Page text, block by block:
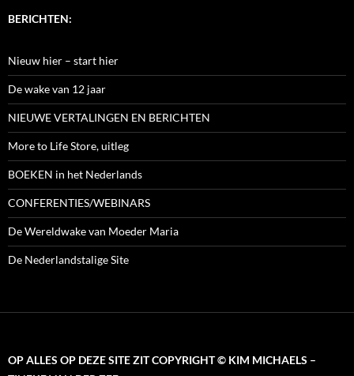
BERICHTEN:
Nieuw hier – start hier
De wake van 12 jaar
NIEUWE VERTALINGEN EN BERICHTEN
More to Life Store, uitleg
BOEKEN in het Nederlands
CONFERENTIES/WEBINARS
De Wereldwake van Moeder Maria
De Nederlandstalige Site
OP ALLES OP DEZE SITE ZIT COPYRIGHT © KIM MICHAELS –